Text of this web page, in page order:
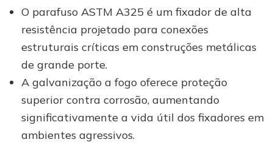
A325:
Guia
Completo
para
O parafuso ASTM A325 é um fixador de alta
resistência projetado para conexões
estruturais críticas em construções metálicas
de grande porte.
A galvanização a fogo oferece proteção
superior contra corrosão, aumentando
significativamente a vida útil dos fixadores em
ambientes agressivos.